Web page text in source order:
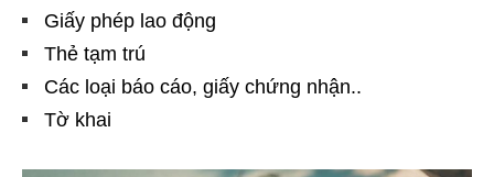
Giấy phép lao động
Thẻ tạm trú
Các loại báo cáo, giấy chứng nhận..
Tờ khai